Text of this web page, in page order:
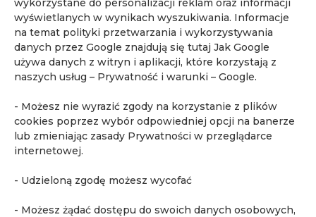
wyświetlanych w wynikach wyszukiwania. Informacje
na temat polityki przetwarzania i wykorzystywania
danych przez Google znajdują się tutaj Jak Google
używa danych z witryn i aplikacji, które korzystają z
naszych usług – Prywatność i warunki – Google.
- Możesz nie wyrazić zgody na korzystanie z plików
cookies poprzez wybór odpowiedniej opcji na banerze
lub zmieniając zasady Prywatności w przeglądarce
internetowej.
- Udzieloną zgodę możesz wycofać
- Możesz żądać dostępu do swoich danych osobowych,
Przypadek 20. Drobne, „nieistotne” ognisko
u 37 letniego pacjenta z obciążającym
wywiadem rodzinnym.
utworzone przezadmin|paź 31, 2025|Atlas
Przypadek 20. Rak prostaty u młodego pacjenta
z obciążającym wywiadem rodzinnym –
znaczenie profilaktyki i diagnostyki MR
« Starsze wpisy